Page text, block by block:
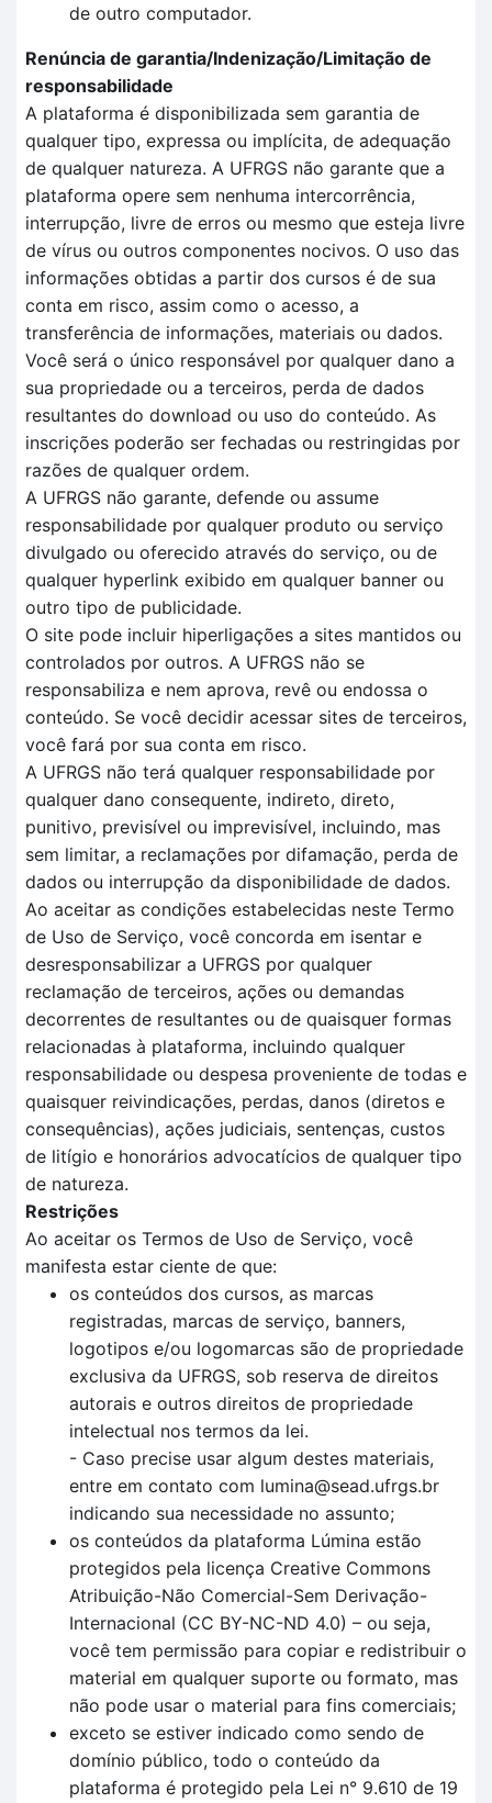
de outro computador.
Renúncia de garantia/Indenização/Limitação de
responsabilidade
A plataforma é disponibilizada sem garantia de
qualquer tipo, expressa ou implícita, de adequação
de qualquer natureza. A UFRGS não garante que a
plataforma opere sem nenhuma intercorrência,
interrupção, livre de erros ou mesmo que esteja livre
de vírus ou outros componentes nocivos. O uso das
informações obtidas a partir dos cursos é de sua
conta em risco, assim como o acesso, a
transferência de informações, materiais ou dados.
Você será o único responsável por qualquer dano a
sua propriedade ou a terceiros, perda de dados
resultantes do download ou uso do conteúdo. As
inscrições poderão ser fechadas ou restringidas por
razões de qualquer ordem.
A UFRGS não garante, defende ou assume
responsabilidade por qualquer produto ou serviço
divulgado ou oferecido através do serviço, ou de
qualquer hyperlink exibido em qualquer banner ou
outro tipo de publicidade.
O site pode incluir hiperligações a sites mantidos ou
controlados por outros. A UFRGS não se
responsabiliza e nem aprova, revê ou endossa o
conteúdo. Se você decidir acessar sites de terceiros,
você fará por sua conta em risco.
A UFRGS não terá qualquer responsabilidade por
qualquer dano consequente, indireto, direto,
punitivo, previsível ou imprevisível, incluindo, mas
sem limitar, a reclamações por difamação, perda de
dados ou interrupção da disponibilidade de dados.
Ao aceitar as condições estabelecidas neste Termo
de Uso de Serviço, você concorda em isentar e
desresponsabilizar a UFRGS por qualquer
reclamação de terceiros, ações ou demandas
decorrentes de resultantes ou de quaisquer formas
relacionadas à plataforma, incluindo qualquer
responsabilidade ou despesa proveniente de todas e
quaisquer reivindicações, perdas, danos (diretos e
consequências), ações judiciais, sentenças, custos
de litígio e honorários advocatícios de qualquer tipo
de natureza.
Restrições
Ao aceitar os Termos de Uso de Serviço, você
manifesta estar ciente de que:
os conteúdos dos cursos, as marcas
registradas, marcas de serviço, banners,
logotipos e/ou logomarcas são de propriedade
exclusiva da UFRGS, sob reserva de direitos
autorais e outros direitos de propriedade
intelectual nos termos da lei.
- Caso precise usar algum destes materiais,
entre em contato com lumina@sead.ufrgs.br
indicando sua necessidade no assunto;
os conteúdos da plataforma Lúmina estão
protegidos pela licença Creative Commons
Atribuição-Não Comercial-Sem Derivação-
Internacional (CC BY-NC-ND 4.0) – ou seja,
você tem permissão para copiar e redistribuir o
material em qualquer suporte ou formato, mas
não pode usar o material para fins comerciais;
exceto se estiver indicado como sendo de
domínio público, todo o conteúdo da
plataforma é protegido pela Lei n° 9.610 de 19